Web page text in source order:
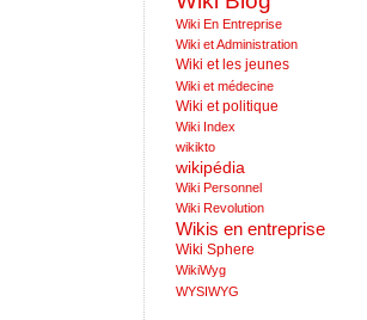
Wiki En Entreprise
Wiki et Administration
Wiki et les jeunes
Wiki et médecine
Wiki et politique
Wiki Index
wikikto
wikipédia
Wiki Personnel
Wiki Revolution
Wikis en entreprise
Wiki Sphere
WikiWyg
WYSIWYG